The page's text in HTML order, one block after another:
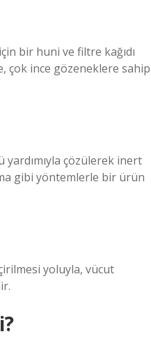
bir huni ve filtre kağıdı
çok ince gözeneklere sahip
yardımıyla çözülerek inert
gibi yöntemlerle bir ürün
yoluyla, vücut